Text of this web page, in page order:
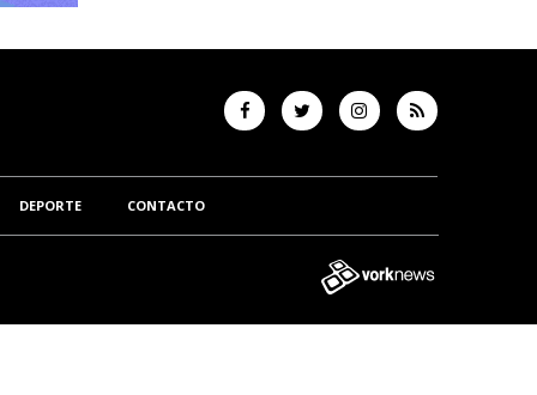
DEPORTE CONTACTO